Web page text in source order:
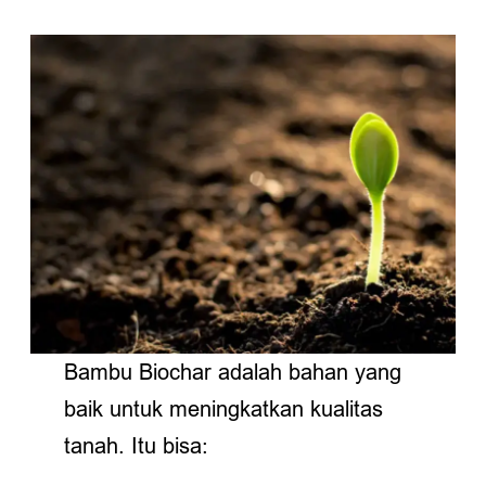
Bambu Biochar adalah bahan yang
baik untuk meningkatkan kualitas
tanah. Itu bisa: